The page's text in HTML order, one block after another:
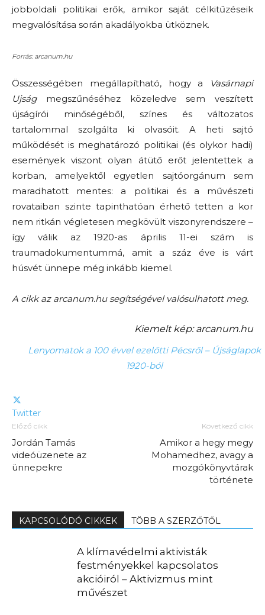
jobboldali politikai erők, amikor saját célkitűzéseik
megvalósítása során akadályokba ütköznek.
Forrás: arcanum.hu
Összességében megállapítható, hogy a
Vasárnapi
Ujságmegszűnéséhez közeledve sem veszített
újságírói minőségéből, színes és változatos
tartalommal szolgálta ki olvasóit. A heti sajtó
működését is meghatározó politikai (és olykor hadi)
események viszont olyan átütő erőt jelentettek a
korban, amelyektől egyetlen sajtóorgánum sem
maradhatott mentes: a politikai és a művészeti
rovataiban szinte tapinthatóan érhető tetten a kor
nem ritkán végletesen megkövült viszonyrendszere –
így válik az 1920-as április 11-ei szám is
traumadokumentummá, amit a száz éve is várt
húsvét ünnepe még inkább kiemel.
A cikk az arcanum.hu segítségével valósulhatott meg.
Kiemelt kép: arcanum.hu
Lenyomatok a 100 évvel ezelőtti Pécsről – Újságlapok
1920-ból
Twitter
Előző cikk
Jordán Tamás
videóüzenete az
ünnepekre
Következő cikk
Amikor a hegy megy
Mohamedhez, avagy a
mozgókönyvtárak
története
KAPCSOLÓDÓ CIKKEK TÖBB A SZERZŐTŐL
A klímavédelmi aktivisták
festményekkel kapcsolatos
akcióiról – Aktivizmus mint
művészet